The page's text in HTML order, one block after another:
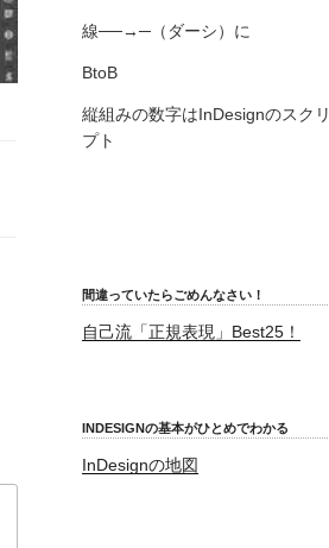
線──→─（ダーシ）に
BtoB
縦組みの数字はInDesignのスクリ
プト
間違っていたらごめんなさい！
自己流「正規表現」Best25！
INDESIGNの基本がひとめでわかる
InDesignの地図